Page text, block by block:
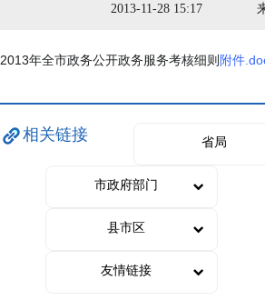
2013-11-28 15:17
2013年全市政务公开政务服务考核细则 附件
相关链接 省局
市政府部门
县市区
友情链接